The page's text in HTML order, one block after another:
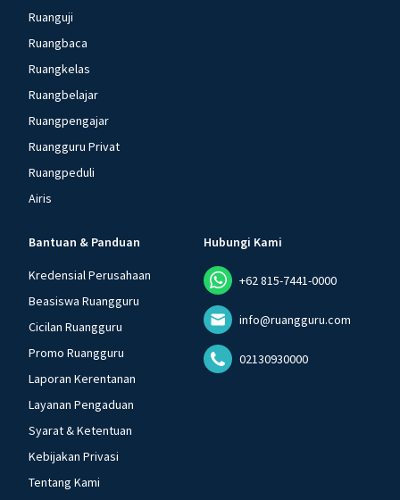
Ruanguji
Ruangbaca
Ruangkelas
Ruangbelajar
Ruangpengajar
Ruangguru Privat
Ruangpeduli
Airis
Bantuan & Panduan
Kredensial Perusahaan
Beasiswa Ruangguru
Cicilan Ruangguru
Promo Ruangguru
Laporan Kerentanan
Layanan Pengaduan
Syarat & Ketentuan
Kebijakan Privasi
Tentang Kami
Hubungi Kami
+62 815-7441-0000
info@ruangguru.com
02130930000